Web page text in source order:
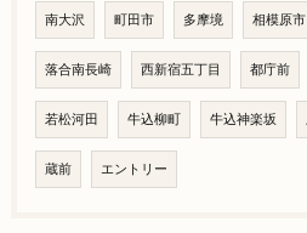
南大沢 町田市 多摩境 相模原市
落合南長崎 西新宿五丁目 都庁前
若松河田 牛込柳町 牛込神楽坂
蔵前 エントリー